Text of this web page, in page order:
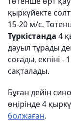
қыркүйекте
15-20 м/с.
Түркістанда 4
дауыл тұрады
соғады, екпіні -
сақталады.
Бұған дейін
өңірінде 4
болжаған.